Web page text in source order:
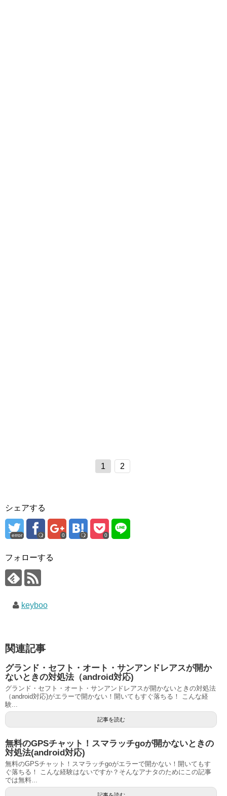
1 2
シェアする
error 0 0
フォローする
keyboo
関連記事
グランド・セフト・オート・サンアンドレアスが開か
ないときの対処法（android対応)
グランド・セフト・オート・サンアンドレアスが開かないときの対処法
（android対応)がエラーで開かない！開いてもすぐ落ちる！ こんな経
験...
記事を読む
無料のGPSチャット！スマラッチgoが開かないときの
対処法(android対応)
無料のGPSチャット！スマラッチgoがエラーで開かない！開いてもす
ぐ落ちる！ こんな経験はないですか？そんなアナタのためにこの記事
では無料...